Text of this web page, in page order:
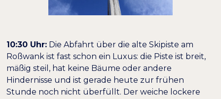
10:30 Uhr: Die Abfahrt über die alte Skipiste am
Roßwank ist fast schon ein Luxus: die Piste ist breit,
mäßig steil, hat keine Bäume oder andere
Hindernisse und ist gerade heute zur frühen
Stunde noch nicht überfüllt. Der weiche lockere